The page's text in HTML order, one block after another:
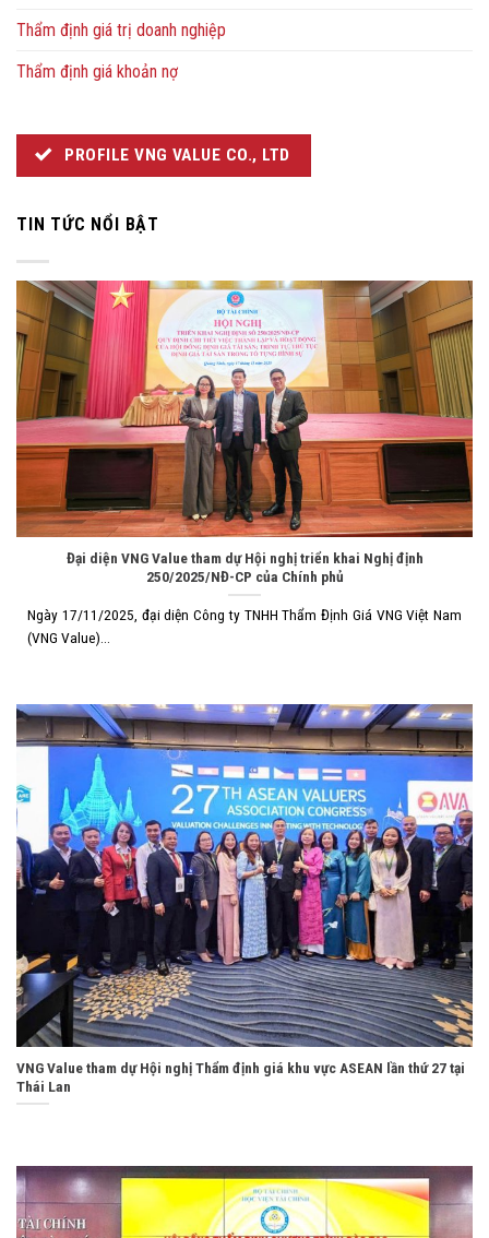
Thẩm định giá trị doanh nghiệp
Thẩm định giá khoản nợ
PROFILE VNG VALUE CO., LTD
TIN TỨC NỔI BẬT
Đại diện VNG Value tham dự Hội nghị triển khai Nghị định
250/2025/NĐ-CP của Chính phủ
Ngày 17/11/2025, đại diện Công ty TNHH Thẩm Định Giá VNG Việt Nam
(VNG Value)...
VNG Value tham dự Hội nghị Thẩm định giá khu vực ASEAN lần thứ 27 tại
Thái Lan